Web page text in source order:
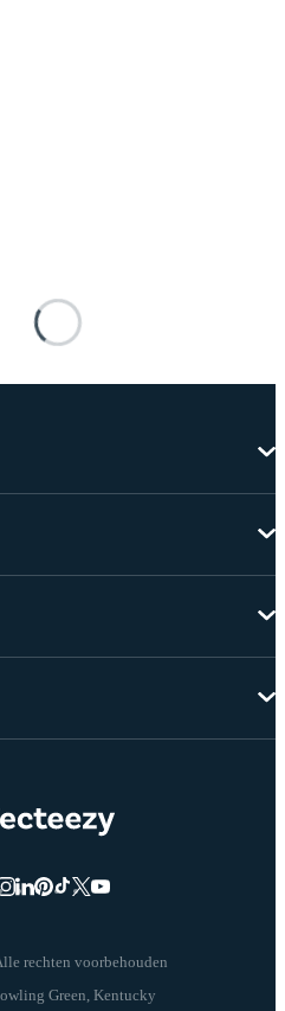
rechten voorbehouden